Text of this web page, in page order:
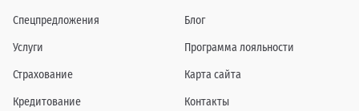
Спецпредложения
Услуги
Страхование
Кредитование
Блог
Программа лояльности
Карта сайта
Контакты